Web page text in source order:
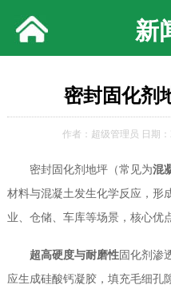
新
密封固化剂
作者：超级管理员 日期：
密封固化剂地坪（常见为混
材料与混凝土发生化学反应，形
业、仓储、车库等场景，核心优
超高硬度与耐磨性固化剂渗
应生成硅酸钙凝胶，填充毛细孔